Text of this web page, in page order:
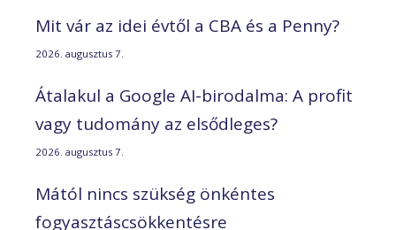
Mit vár az idei évtől a CBA és a Penny?
2026. augusztus 7.
Átalakul a Google AI-birodalma: A profit
vagy tudomány az elsődleges?
2026. augusztus 7.
Mától nincs szükség önkéntes
fogyasztáscsökkentésre